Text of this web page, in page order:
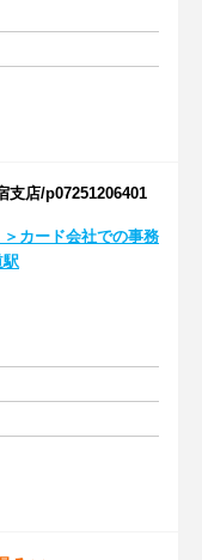
支店/p07251206401
＞カード会社での事務
駅